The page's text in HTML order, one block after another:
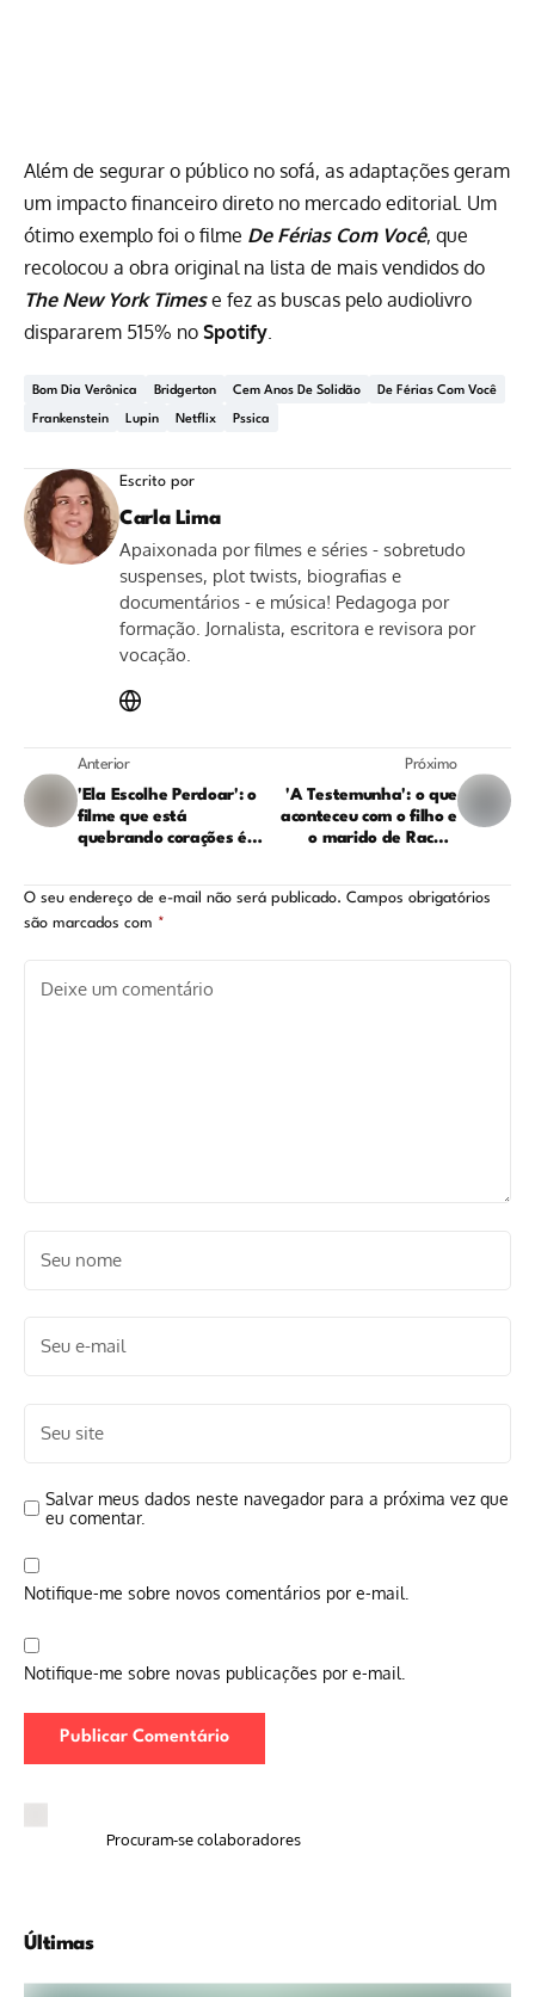
Além de segurar o público no sofá, as adaptações geram
um impacto financeiro direto no mercado editorial. Um
ótimo exemplo foi o filme De Férias Com Você, que
recolocou a obra original na lista de mais vendidos do
The New York Timese fez as buscas pelo audiolivro
dispararem 515% no Spotify.
Bom Dia Verônica Bridgerton Cem Anos De Solidão De Férias Com Você
Frankenstein Lupin Netflix Pssica
Escrito por
Carla Lima
Apaixonada por filmes e séries - sobretudo
suspenses, plot twists, biografias e
documentários - e música! Pedagoga por
formação. Jornalista, escritora e revisora por
vocação.
Anterior
'Ela Escolhe Perdoar': o
filme que está
quebrando corações é
Próximo
'A Testemunha': o que
aconteceu com o filho e
o marido de Rachel
O seu endereço de e-mail não será publicado. Campos obrigatórios
são marcados com *
Salvar meus dados neste navegador para a próxima vez que
eu comentar.
Notifique-me sobre novos comentários por e-mail.
Notifique-me sobre novas publicações por e-mail.
Procuram-se colaboradores
Últimas